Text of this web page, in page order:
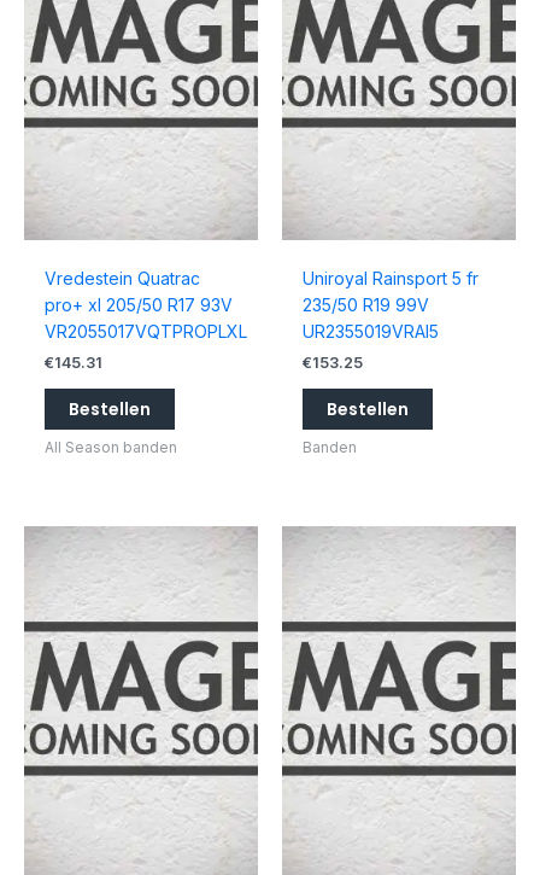
Vredestein Quatrac
pro+ xl 205/50 R17 93V
VR2055017VQTPROPLXL
€145.31
Bestellen
All Season banden
Uniroyal Rainsport 5 fr
235/50 R19 99V
UR2355019VRAI5
€153.25
Bestellen
Banden